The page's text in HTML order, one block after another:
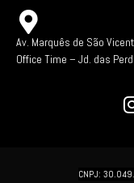
Av. Marquês de São
Office Time – Jd. das
CNPJ: